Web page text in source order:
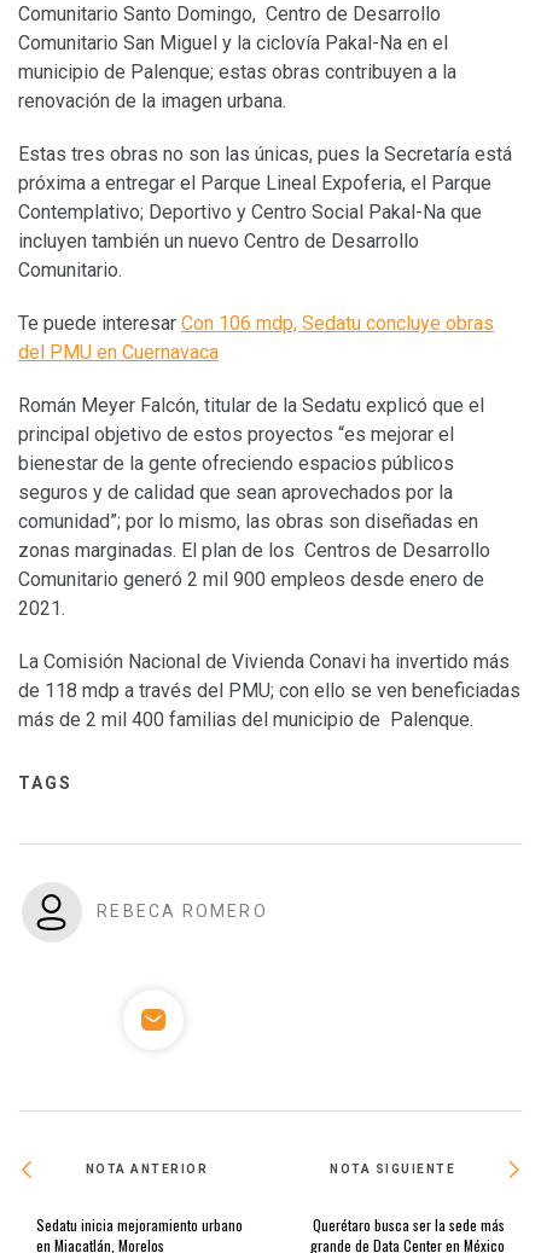
Comunitario Santo Domingo, Centro de Desarrollo
Comunitario San Miguel y la ciclovía Pakal-Na en el
municipio de Palenque; estas obras contribuyen a la
renovación de la imagen urbana.
Estas tres obras no son las únicas, pues la Secretaría está
próxima a entregar el Parque Lineal Expoferia, el Parque
Contemplativo; Deportivo y Centro Social Pakal-Na que
incluyen también un nuevo Centro de Desarrollo
Comunitario.
Te puede interesar Con 106 mdp, Sedatu concluye obras
del PMU en Cuernavaca
Román Meyer Falcón, titular de la Sedatu explicó que el
principal objetivo de estos proyectos “es mejorar el
bienestar de la gente ofreciendo espacios públicos
seguros y de calidad que sean aprovechados por la
comunidad”; por lo mismo, las obras son diseñadas en
zonas marginadas. El plan de los Centros de Desarrollo
Comunitario generó 2 mil 900 empleos desde enero de
2021.
La Comisión Nacional de Vivienda Conavi ha invertido más
de 118 mdp a través del PMU; con ello se ven beneficiadas
más de 2 mil 400 familias del municipio de Palenque.
TAGS
REBECA ROMERO
NOTA ANTERIOR
Sedatu inicia mejoramiento urbano
en Miacatlán, Morelos
NOTA SIGUIENTE
Querétaro busca ser la sede más
grande de Data Center en México